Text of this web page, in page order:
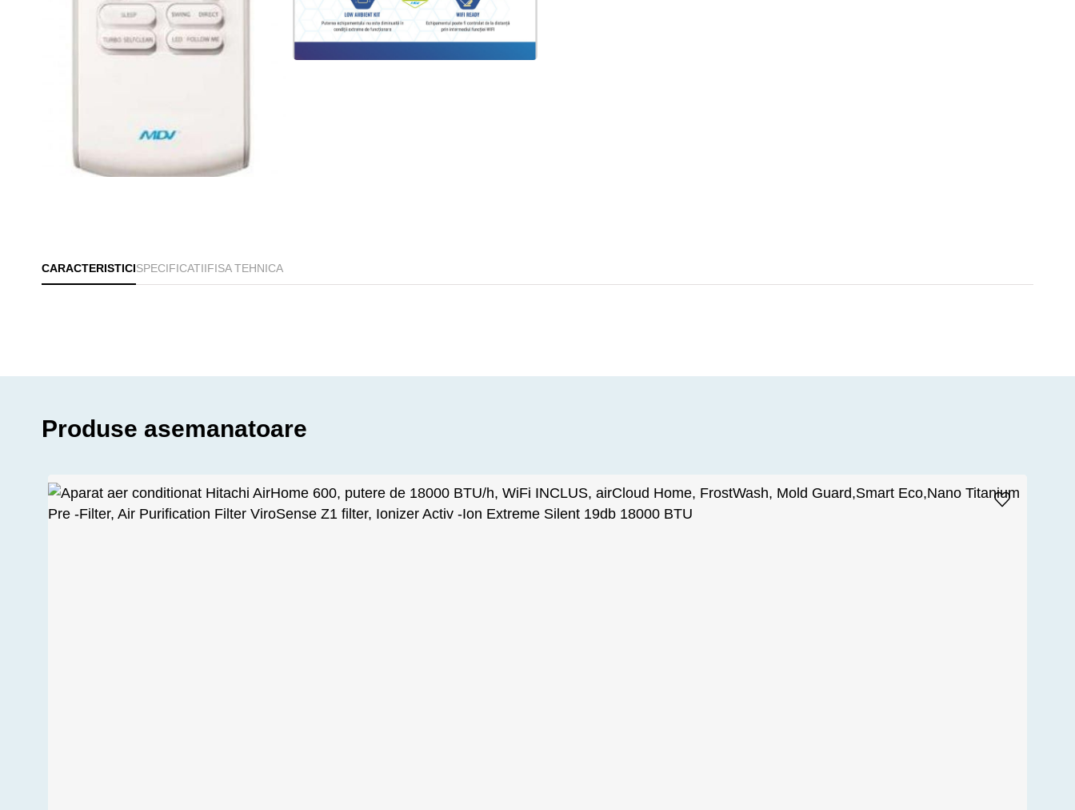
CARACTERISTICISPECIFICATIIFISA TEHNICA
Produse asemanatoare